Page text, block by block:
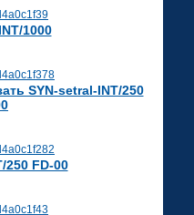
1000
SYN-setral-INT/250
250 FD-00